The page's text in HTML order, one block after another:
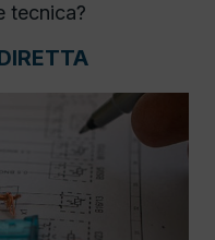
tecnica?